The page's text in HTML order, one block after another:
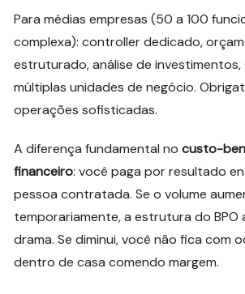
Para médias empresas (50 a 100
complexa): controller dedicado,
estruturado, análise de
múltiplas unidades de negócio.
operações sofisticadas.
A diferença fundamental nocusto-
financeiro: você paga por resultado
pessoa contratada. Se o volume
temporariamente, a estrutura do BPO
drama. Se diminui, você não fica com
dentro de casa comendo margem.